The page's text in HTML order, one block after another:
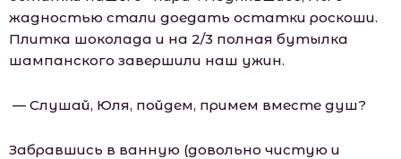
жадностью стали доедать остатки роскоши.
Плитка шоколада и на 2/3 полная бутылка
шампанского завершили наш ужин.
— Слушай, Юля, пойдем, примем вместе душ?
Забравшись в ванную (довольно чистую и